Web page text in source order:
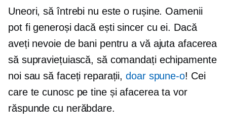
Uneori, să întrebi nu este o rușine. Oamenii
pot fi generoși dacă ești sincer cu ei. Dacă
aveți nevoie de bani pentru a vă ajuta afacerea
să supraviețuiască, să comandați echipamente
noi sau să faceți reparații,doar spune-o! Cei
care te cunosc pe tine și afacerea ta vor
răspunde cu nerăbdare.